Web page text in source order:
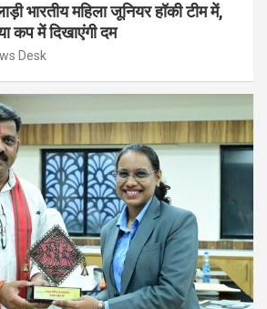
भारतीय महिला जूनियर हॉकी टीम में,
कप में दिखाएंगी दम
Desk